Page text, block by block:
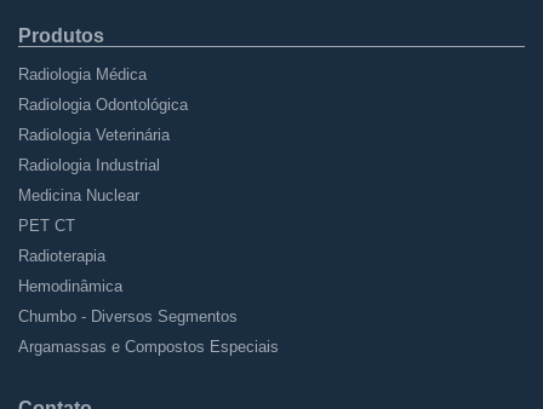
Produtos
Radiologia Médica
Radiologia Odontológica
Radiologia Veterinária
Radiologia Industrial
Medicina Nuclear
PET CT
Radioterapia
Hemodinâmica
Chumbo - Diversos Segmentos
Argamassas e Compostos Especiais